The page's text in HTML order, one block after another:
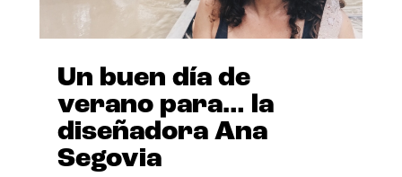
Un buen día de
verano para… la
diseñadora Ana
Segovia